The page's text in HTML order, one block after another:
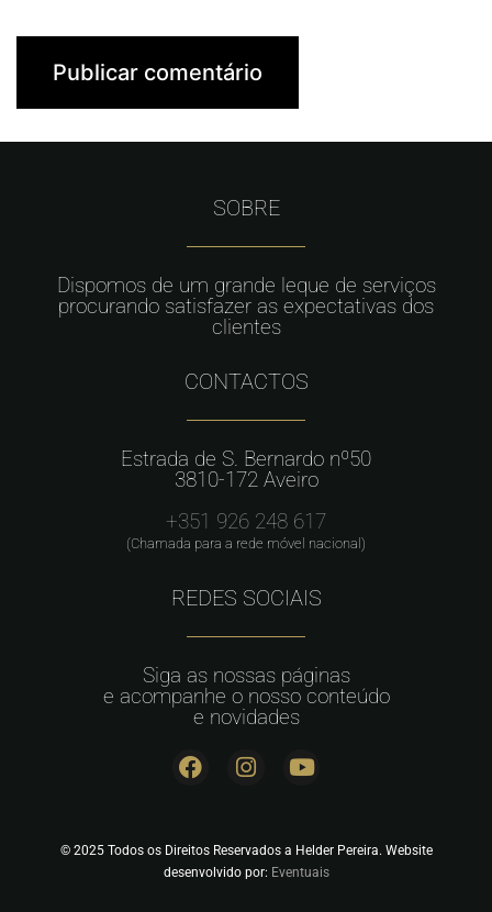
SOBRE
Dispomos de um grande leque de serviços
procurando satisfazer as expectativas dos
clientes
CONTACTOS
Estrada de S. Bernardo nº50
3810-172 Aveiro
+351 926 248 617
(Chamada para a rede móvel nacional)
REDES SOCIAIS
Siga as nossas páginas
e acompanhe o nosso conteúdo
e novidades
© 2025 Todos os Direitos Reservados a Helder Pereira. Website
desenvolvido por: Eventuais